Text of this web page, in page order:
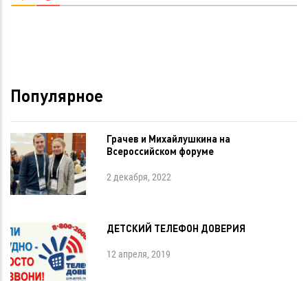
Популярное
Грачев и Михайлушкина на
Всероссийском форуме
2 декабря, 2022
ДЕТСКИЙ ТЕЛЕФОН ДОВЕРИЯ
12 апреля, 2019